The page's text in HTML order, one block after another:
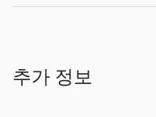
추가 정보